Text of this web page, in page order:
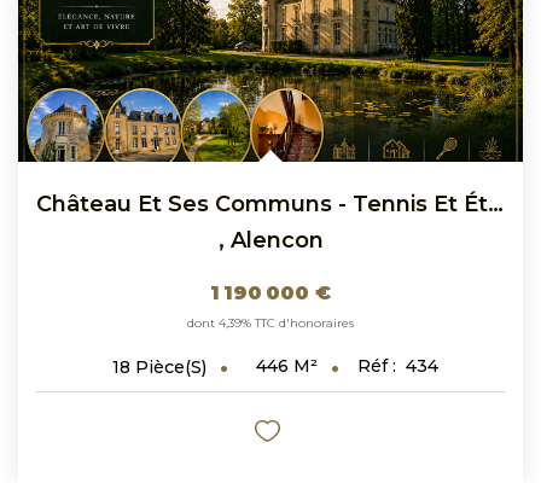
Château Et Ses Communs - Tennis Et Étang- Proche D'Alençon
, Alencon
1 190 000 €
dont 4,39% TTC d'honoraires
18 Pièce(s) 446 M² Réf : 434